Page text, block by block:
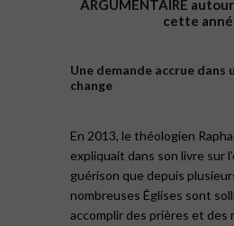
ARGUMENTAIRE
cette
Une demande accrue dans
change
En 2013, le théologien
expliquait dans son livre sur
guérison que depuis
nombreuses Églises sont
accomplir des prières et des